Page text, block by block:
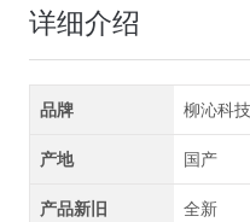
详细介绍
品牌 柳沁科技
产地 国产
产品新旧 全新